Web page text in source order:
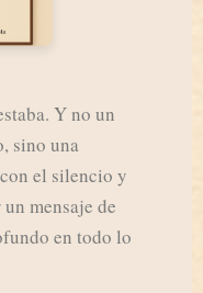
Y no un
sino una
el silencio y
mensaje de
en todo lo